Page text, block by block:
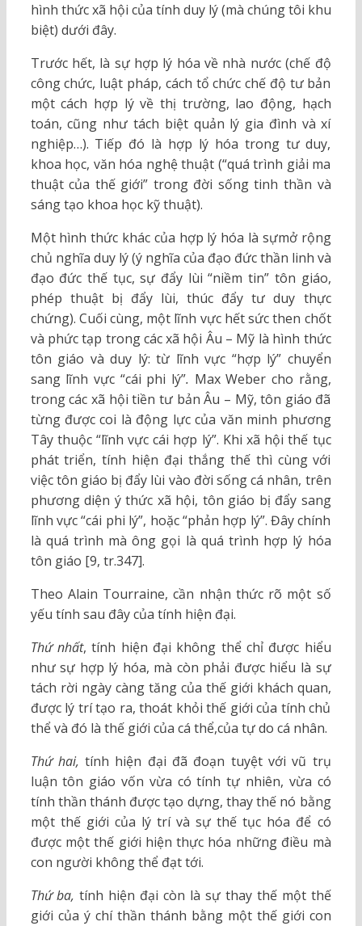
hình thức xã hội của tính duy lý (mà chúng tôi khu
biệt) dưới đây.
Trước hết, là sự hợp lý hóa về nhà nước (chế độ
công chức, luật pháp, cách tổ chức chế độ tư bản
một cách hợp lý về thị trường, lao động, hạch
toán, cũng như tách biệt quản lý gia đình và xí
nghiệp…). Tiếp đó là hợp lý hóa trong tư duy,
khoa học, văn hóa nghệ thuật (“quá trình giải ma
thuật của thế giới” trong đời sống tinh thần và
sáng tạo khoa học kỹ thuật).
Một hình thức khác của hợp lý hóa là sựmở rộng
chủ nghĩa duy lý (ý nghĩa của đạo đức thần linh và
đạo đức thế tục, sự đẩy lùi “niềm tin” tôn giáo,
phép thuật bị đẩy lùi, thúc đẩy tư duy thực
chứng). Cuối cùng, một lĩnh vực hết sức then chốt
và phức tạp trong các xã hội Âu – Mỹ là hình thức
tôn giáo và duy lý: từ lĩnh vực “hợp lý” chuyển
sang lĩnh vực “cái phi lý”. Max Weber cho rằng,
trong các xã hội tiền tư bản Âu – Mỹ, tôn giáo đã
từng được coi là động lực của văn minh phương
Tây thuộc “lĩnh vực cái hợp lý”. Khi xã hội thế tục
phát triển, tính hiện đại thắng thế thì cùng với
việc tôn giáo bị đẩy lùi vào đời sống cá nhân, trên
phương diện ý thức xã hội, tôn giáo bị đẩy sang
lĩnh vực “cái phi lý”, hoặc “phản hợp lý”. Đây chính
là quá trình mà ông gọi là quá trình hợp lý hóa
tôn giáo [9, tr.347].
Theo Alain Tourraine, cần nhận thức rõ một số
yếu tính sau đây của tính hiện đại.
Thứ nhất, tính hiện đại không thể chỉ được hiểu
như sự hợp lý hóa, mà còn phải được hiểu là sự
tách rời ngày càng tăng của thế giới khách quan,
được lý trí tạo ra, thoát khỏi thế giới của tính chủ
thể và đó là thế giới của cá thể,của tự do cá nhân.
Thứ hai,tính hiện đại đã đoạn tuyệt với vũ trụ
luận tôn giáo vốn vừa có tính tự nhiên, vừa có
tính thần thánh được tạo dựng, thay thế nó bằng
một thế giới của lý trí và sự thế tục hóa để có
được một thế giới hiện thực hóa những điều mà
con người không thể đạt tới.
Thứ ba, tính hiện đại còn là sự thay thế một thế
giới của ý chí thần thánh bằng một thế giới con